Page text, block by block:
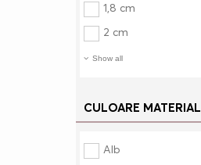
1,8 cm
2 cm
Show all
CULOARE MATERIAL
Alb